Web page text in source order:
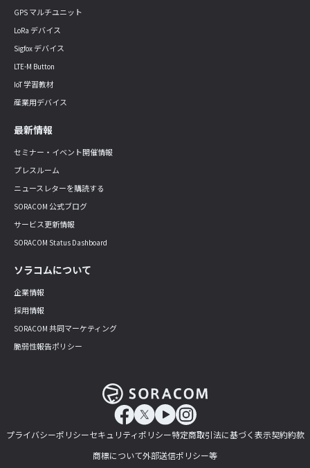
GPS マルチユニット
LoRa デバイス
Sigfox デバイス
LTE-M Button
IoT 学習教材
産業用デバイス
最新情報
セミナー・イベント開催情報
プレスルーム
ニュースレターを購読する
SORACOM 公式ブログ
サービス更新情報
SORACOM Status Dashboard
ソラコムについて
企業情報
採用情報
SORACOM 共同マーケティング
脆弱性報告ポリシー
プライバシーポリシーセキュリティポリシー特定商取引法に基づく表示契約約款
商標について外部送信ポリシー等